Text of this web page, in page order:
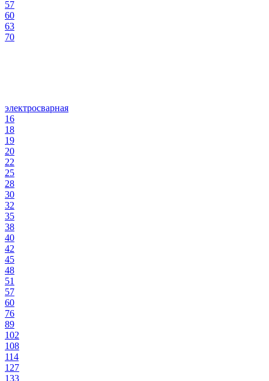
57
60
63
70
электросварная
16
18
19
20
22
25
28
30
32
35
38
40
42
45
48
51
57
60
76
89
102
108
114
127
133